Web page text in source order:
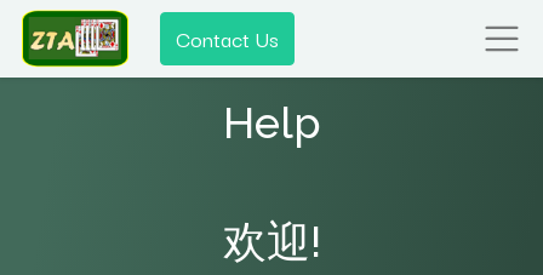
Contact Us
Help
欢迎!